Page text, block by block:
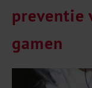
preventie
gamen